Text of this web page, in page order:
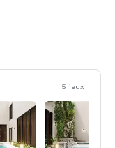
5 lieux